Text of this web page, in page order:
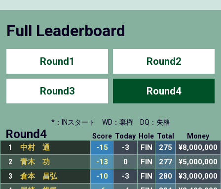
Full Leaderboard
Round1 Round2
Round3 Round4
*：INスタート WD：棄権 DQ：失格
Round4 Score Today Hole Total Money
1 中村 通 -15 -3 FIN 275
¥8,000,000
2
青木 功 -13 0 FIN 277
¥5,000,000
3
倉本 昌弘 -10 -3 FIN 280
¥3,000,000